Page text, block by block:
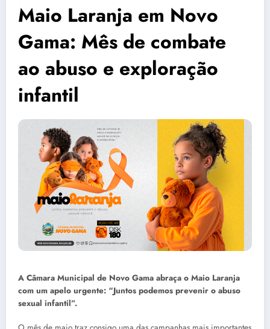
Maio Laranja em Novo
Gama: Mês de combate
ao abuso e exploração
infantil
A Câmara Municipal de Novo Gama abraça o Maio Laranja
com um apelo urgente: “Juntos podemos prevenir o abuso
sexual infantil”.